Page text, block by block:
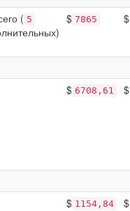
( 5 $ 7865 $
$ 6708,61 $
$ 1154,84 $